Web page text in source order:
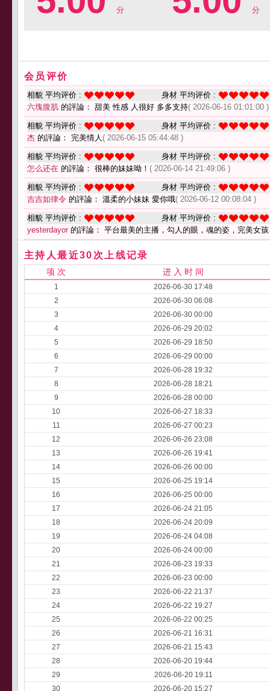
分 分
会员评价
相貌 平均评价 :
身材 平均评价 :
六塊腹肌 的評論： 甜美 性感 人很好 多多支持( 2026-06-16 01:01:00 )
相貌 平均评价 :
身材 平均评价 :
杰 的評論： 完美情人 ( 2026-06-15 05:44:48 )
相貌 平均评价 :
身材 平均评价 :
怎么还在 的評論： 很棒的妹妹呦！ ( 2026-06-14 21:49:06 )
相貌 平均评价 :
身材 平均评价 :
吉吉如律令 的評論： 溫柔的小妹妹 愛你哦( 2026-06-12 00:08:04 )
相貌 平均评价 :
身材 平均评价 :
yesterdayor的評論： 平台最美的主播，勾人的眼，魂的姿，完美女
主持人最近30次上线记录
项 次 进 入 时 间
1
2026-06-30 17:48
2
2026-06-30 06:08
3
2026-06-30 00:00
4
2026-06-29 20:02
5
2026-06-29 18:50
6
2026-06-29 00:00
7
2026-06-28 19:32
8
2026-06-28 18:21
9
2026-06-28 00:00
10
2026-06-27 18:33
11
2026-06-27 00:23
12
2026-06-26 23:08
13
2026-06-26 19:41
14
2026-06-26 00:00
15
2026-06-25 19:14
16
2026-06-25 00:00
17
2026-06-24 21:05
18
2026-06-24 20:09
19
2026-06-24 04:08
20
2026-06-24 00:00
21
2026-06-23 19:33
22
2026-06-23 00:00
23
2026-06-22 21:37
24
2026-06-22 19:27
25
2026-06-22 00:25
26
2026-06-21 16:31
27
2026-06-21 15:43
28
2026-06-20 19:44
29
2026-06-20 19:11
30
2026-06-20 15:27